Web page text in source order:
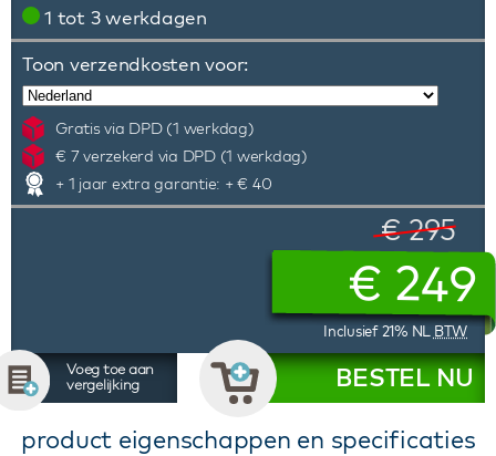
1 tot 3 werkdagen
Toon verzendkosten voor:
Gratis via DPD (1 werkdag)
€ 7 verzekerd via DPD (1 werkdag)
+ 1 jaar extra garantie: + € 40
€ 295
€ 249
Inclusief 21% NL BTW
Voeg toe aan
vergelijking
BESTEL NU
product eigenschappen en specificaties